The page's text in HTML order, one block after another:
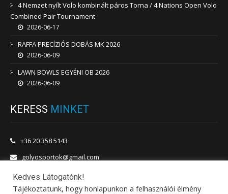
4 Nemzet nyílt Volo kombinált páros Torna / 4 Nations Open Volo
Combined Pair Tournament
2026-06-17
RAFFA PRECÍZIÓS DOBÁS MK 2026
2026-06-09
LAWN BOWLS EGYÉNI OB 2026
2026-06-09
KERESS MINKET
+36 20 358 5143
golyosportok@gmail.com
1201 Budapest, Vörösmarty utca 180.
Kedves Látogatónk!
Tájékoztatunk, hogy honlapunkon a felhasználói élmény